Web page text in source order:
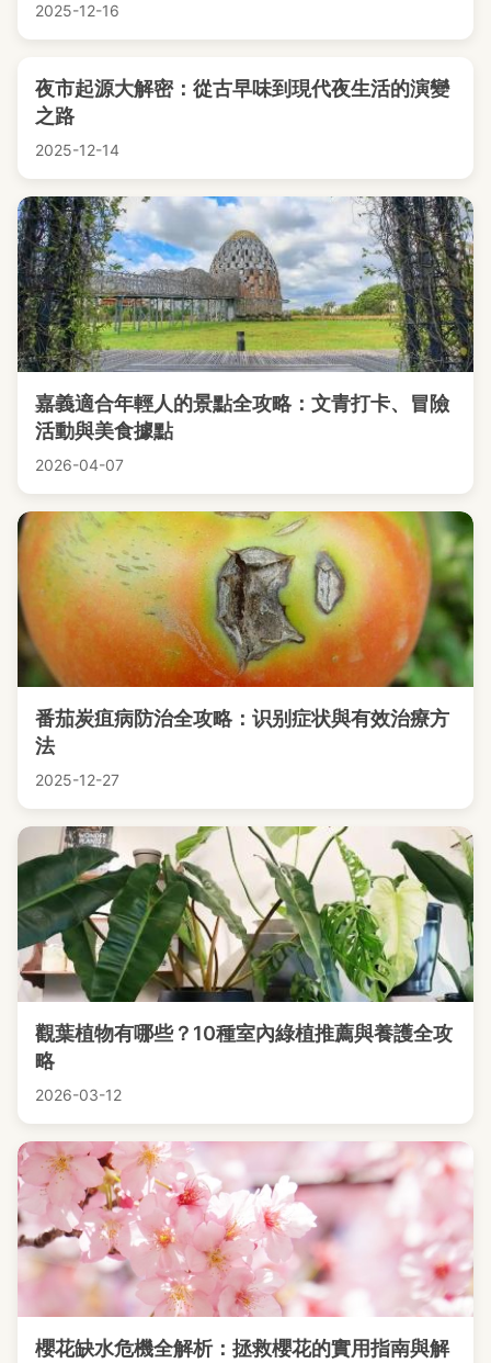
2025-12-16
夜市起源大解密：從古早味到現代夜生活的演變
之路
2025-12-14
嘉義適合年輕人的景點全攻略：文青打卡、冒險
活動與美食據點
2026-04-07
番茄炭疽病防治全攻略：识别症状與有效治療方
法
2025-12-27
觀葉植物有哪些？10種室內綠植推薦與養護全攻
略
2026-03-12
櫻花缺水危機全解析：拯救櫻花的實用指南與解